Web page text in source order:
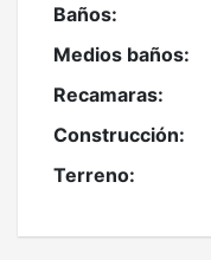
Baños:
Medios baños:
Recamaras:
Construcción:
Terreno: